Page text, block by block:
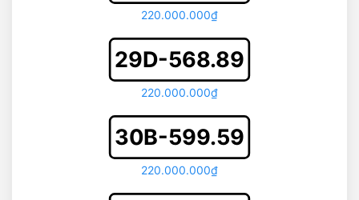
220.000.000₫
29D-568.89
220.000.000₫
30B-599.59
220.000.000₫